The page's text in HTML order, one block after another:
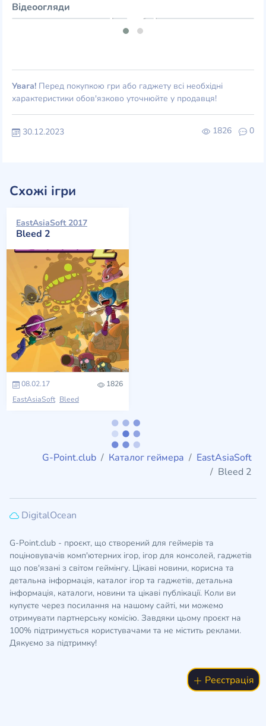
Відеоогляди
Увага! Перед покупкою гри або гаджету всі необхідні
характеристики обов'язково уточнюйте у продавця!
1826 0
30.12.2023
Схожі ігри
EastAsiaSoft 2017
Bleed 2
08.02.17
1826
EastAsiaSoft Bleed
G-Point.club Каталог геймера
EastAsiaSoft
Bleed 2
DigitalOcean
G-Point.club - проєкт, що створений для геймерів та
поціновувачів комп'ютерних ігор, ігор для консолей, гаджетів
що пов'язані з світом геймінгу. Цікаві новини, корисна та
детальна інформація, каталог ігор та гаджетів, детальна
інформація, каталоги, новини та цікаві публікації. Коли ви
купуєте через посилання на нашому сайті, ми можемо
отримувати партнерську комісію. Завдяки цьому проєкт на
100% підтримується користувачами та не містить реклами.
Дякуємо за підтримку!
Реєстрація